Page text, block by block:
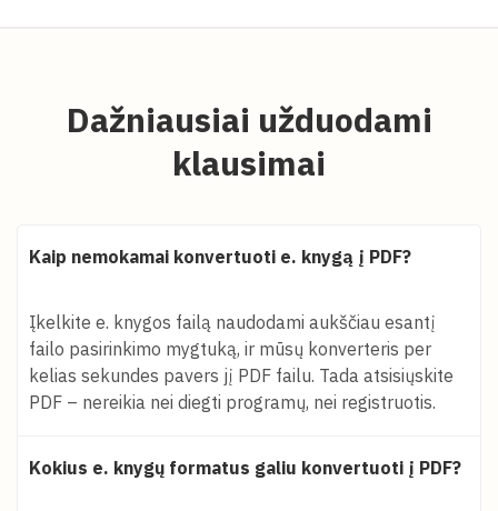
Dažniausiai užduodami
klausimai
Kaip nemokamai konvertuoti e. knygą į PDF?
Įkelkite e. knygos failą naudodami aukščiau esantį
failo pasirinkimo mygtuką, ir mūsų konverteris per
kelias sekundes pavers jį PDF failu. Tada atsisiųskite
PDF – nereikia nei diegti programų, nei registruotis.
Kokius e. knygų formatus galiu konvertuoti į PDF?